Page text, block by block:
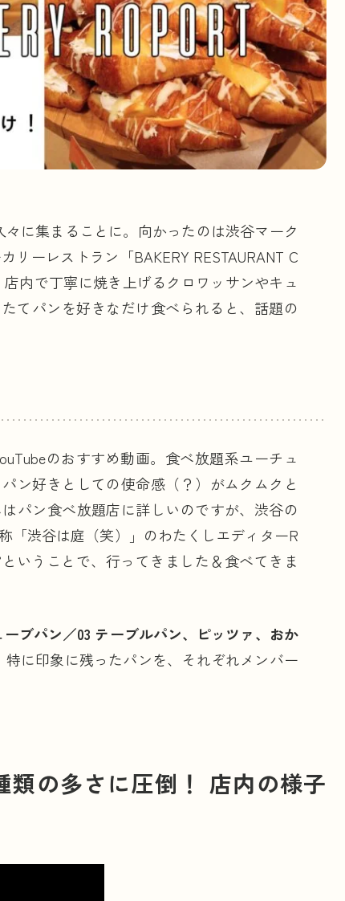
#Podcast（ポッドキャスト）
#アフタヌーンティー（Afternoon Tea）
#旅レポ #東急大井町線 #薪窯 #
#沖縄 #海パン #芦屋 #カフェ
#イベント/セミナー/トークショー
に集まることに。向かったのは渋谷マーク
リーレストラン「BAKERY RESTAURANT C
内で丁寧に焼き上げるクロワッサンやキュ
てパンを好きなだけ食べられると、話題の
のおすすめ動画。食べ放題系ユーチュ
ン好きとしての使命感（？）がムクムクと
パン食べ放題店に詳しいのですが、渋谷の
「渋谷は庭（笑）」のわたくしエディターR
いうことで、行ってきました＆食べてきま
ブパン／03 テーブルパン、ピッツァ、おか
に印象に残ったパンを、それぞれメンバー
類の多さに圧倒！ 店内の様子